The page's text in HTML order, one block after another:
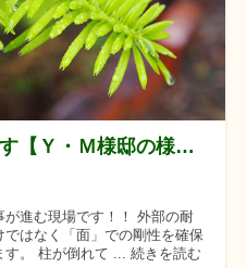
大工工事の進む現場です【Ｙ・Ｍ様邸の様子】
が進む現場です！！ 外部の耐
はなく「面」での剛性を確保
す。 柱が倒れて ... 続きを読む